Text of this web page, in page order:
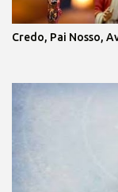
Credo, Pai Nosso,